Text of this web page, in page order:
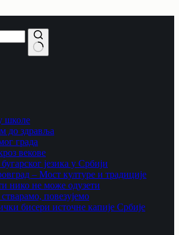
школе
до здравља
града
векове
језика у Србији
– Мост културе и традиције
нико не може одузети
повезујемо
бисери источне капије Србије